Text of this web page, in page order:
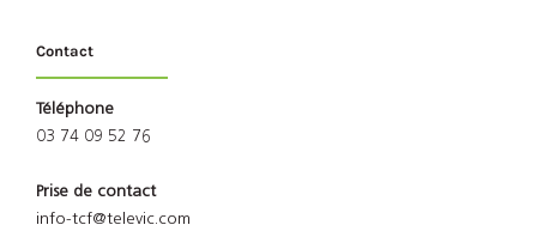
Contact
Téléphone
03 74 09 52 76
Prise de contact
info-tcf@televic.com